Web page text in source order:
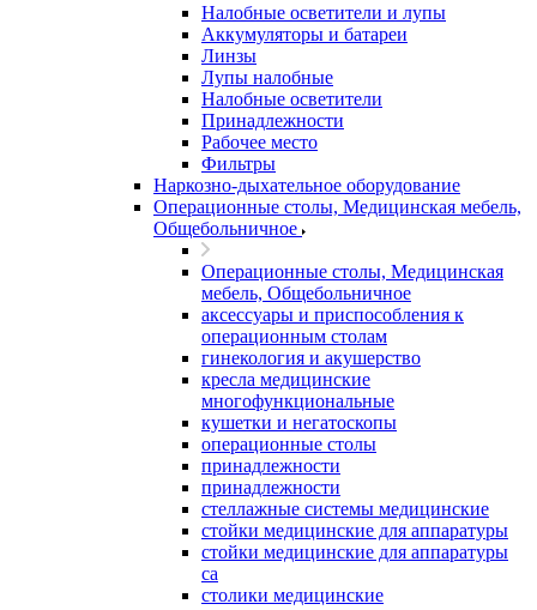
Налобные осветители и лупы
Аккумуляторы и батареи
Линзы
Лупы налобные
Налобные осветители
Принадлежности
Рабочее место
Фильтры
Наркозно-дыхательное оборудование
Операционные столы, Медицинская мебель,
Общебольничное
Операционные столы, Медицинская
мебель, Общебольничное
аксессуары и приспособления к
операционным столам
гинекология и акушерство
кресла медицинские
многофункциональные
кушетки и негатоскопы
операционные столы
принадлежности
принадлежности
стеллажные системы медицинские
стойки медицинские для аппаратуры
стойки медицинские для аппаратуры
са
столики медицинские